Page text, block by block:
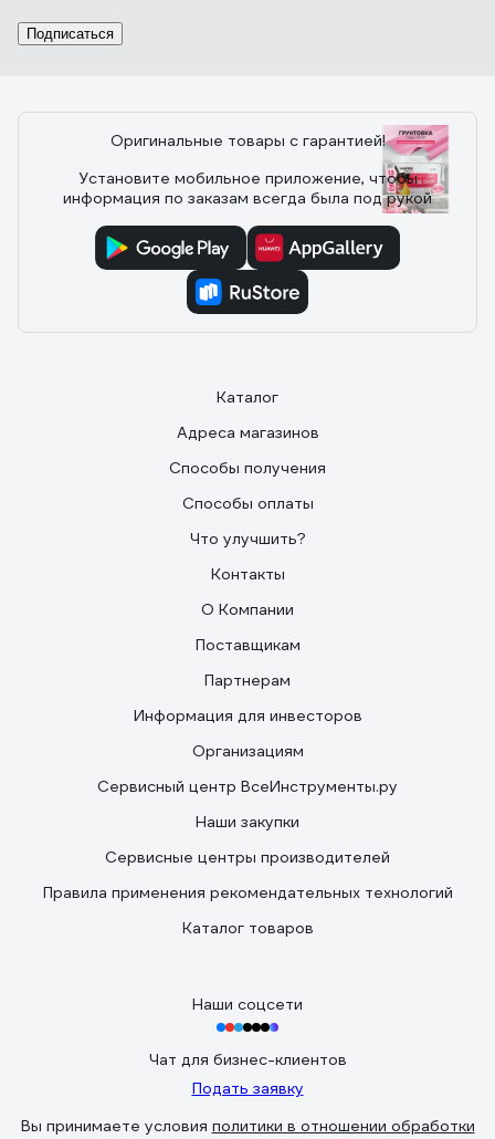
Отлично создает поверхность под покраску
акриловой водоимульсионкой и под поклейку
потолке. Так же этой грунтовкой покрывала
поверхность окрашенную давно масляной краской и
красила акриловой краской.
31 отзыв
Отзыв о Грунтовка под обои Farbitex
PROF акриловая, укрывающая, белая, 12 кг
белая грунтовка. То что нужно когда нужно скрыть
разную пятнистость стен. Немного густоватая
консистенция. Добавил 0,5 воды на 12 кг. Наносил
валиком... Хватило на комнату 16 м. и прихожую 7 м.
Подписаться
Оригинальные товары с гарантией!
Установите мобильное приложение, чтобы
информация по заказам всегда была под рукой
Каталог
Адреса магазинов
Способы получения
Способы оплаты
Что улучшить?
Контакты
О Компании
Поставщикам
Партнерам
Информация для инвесторов
Организациям
Сервисный центр ВсеИнструменты.ру
Наши закупки
Сервисные центры производителей
Правила применения рекомендательных технологий
Каталог товаров
Наши соцсети
Чат для бизнес-клиентов
Подать заявку
Вы принимаете условия политики в отношении обработки